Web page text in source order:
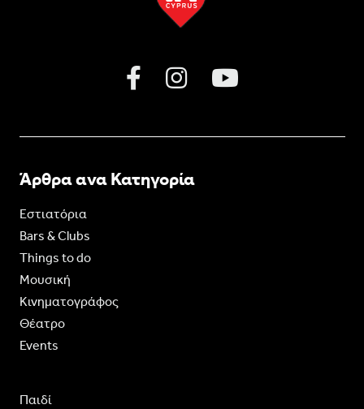
Άρθρα ανα Κατηγορία
Εστιατόρια
Bars & Clubs
Things to do
Moυσική
Κινηματογράφος
Θέατρο
Events
Παιδί